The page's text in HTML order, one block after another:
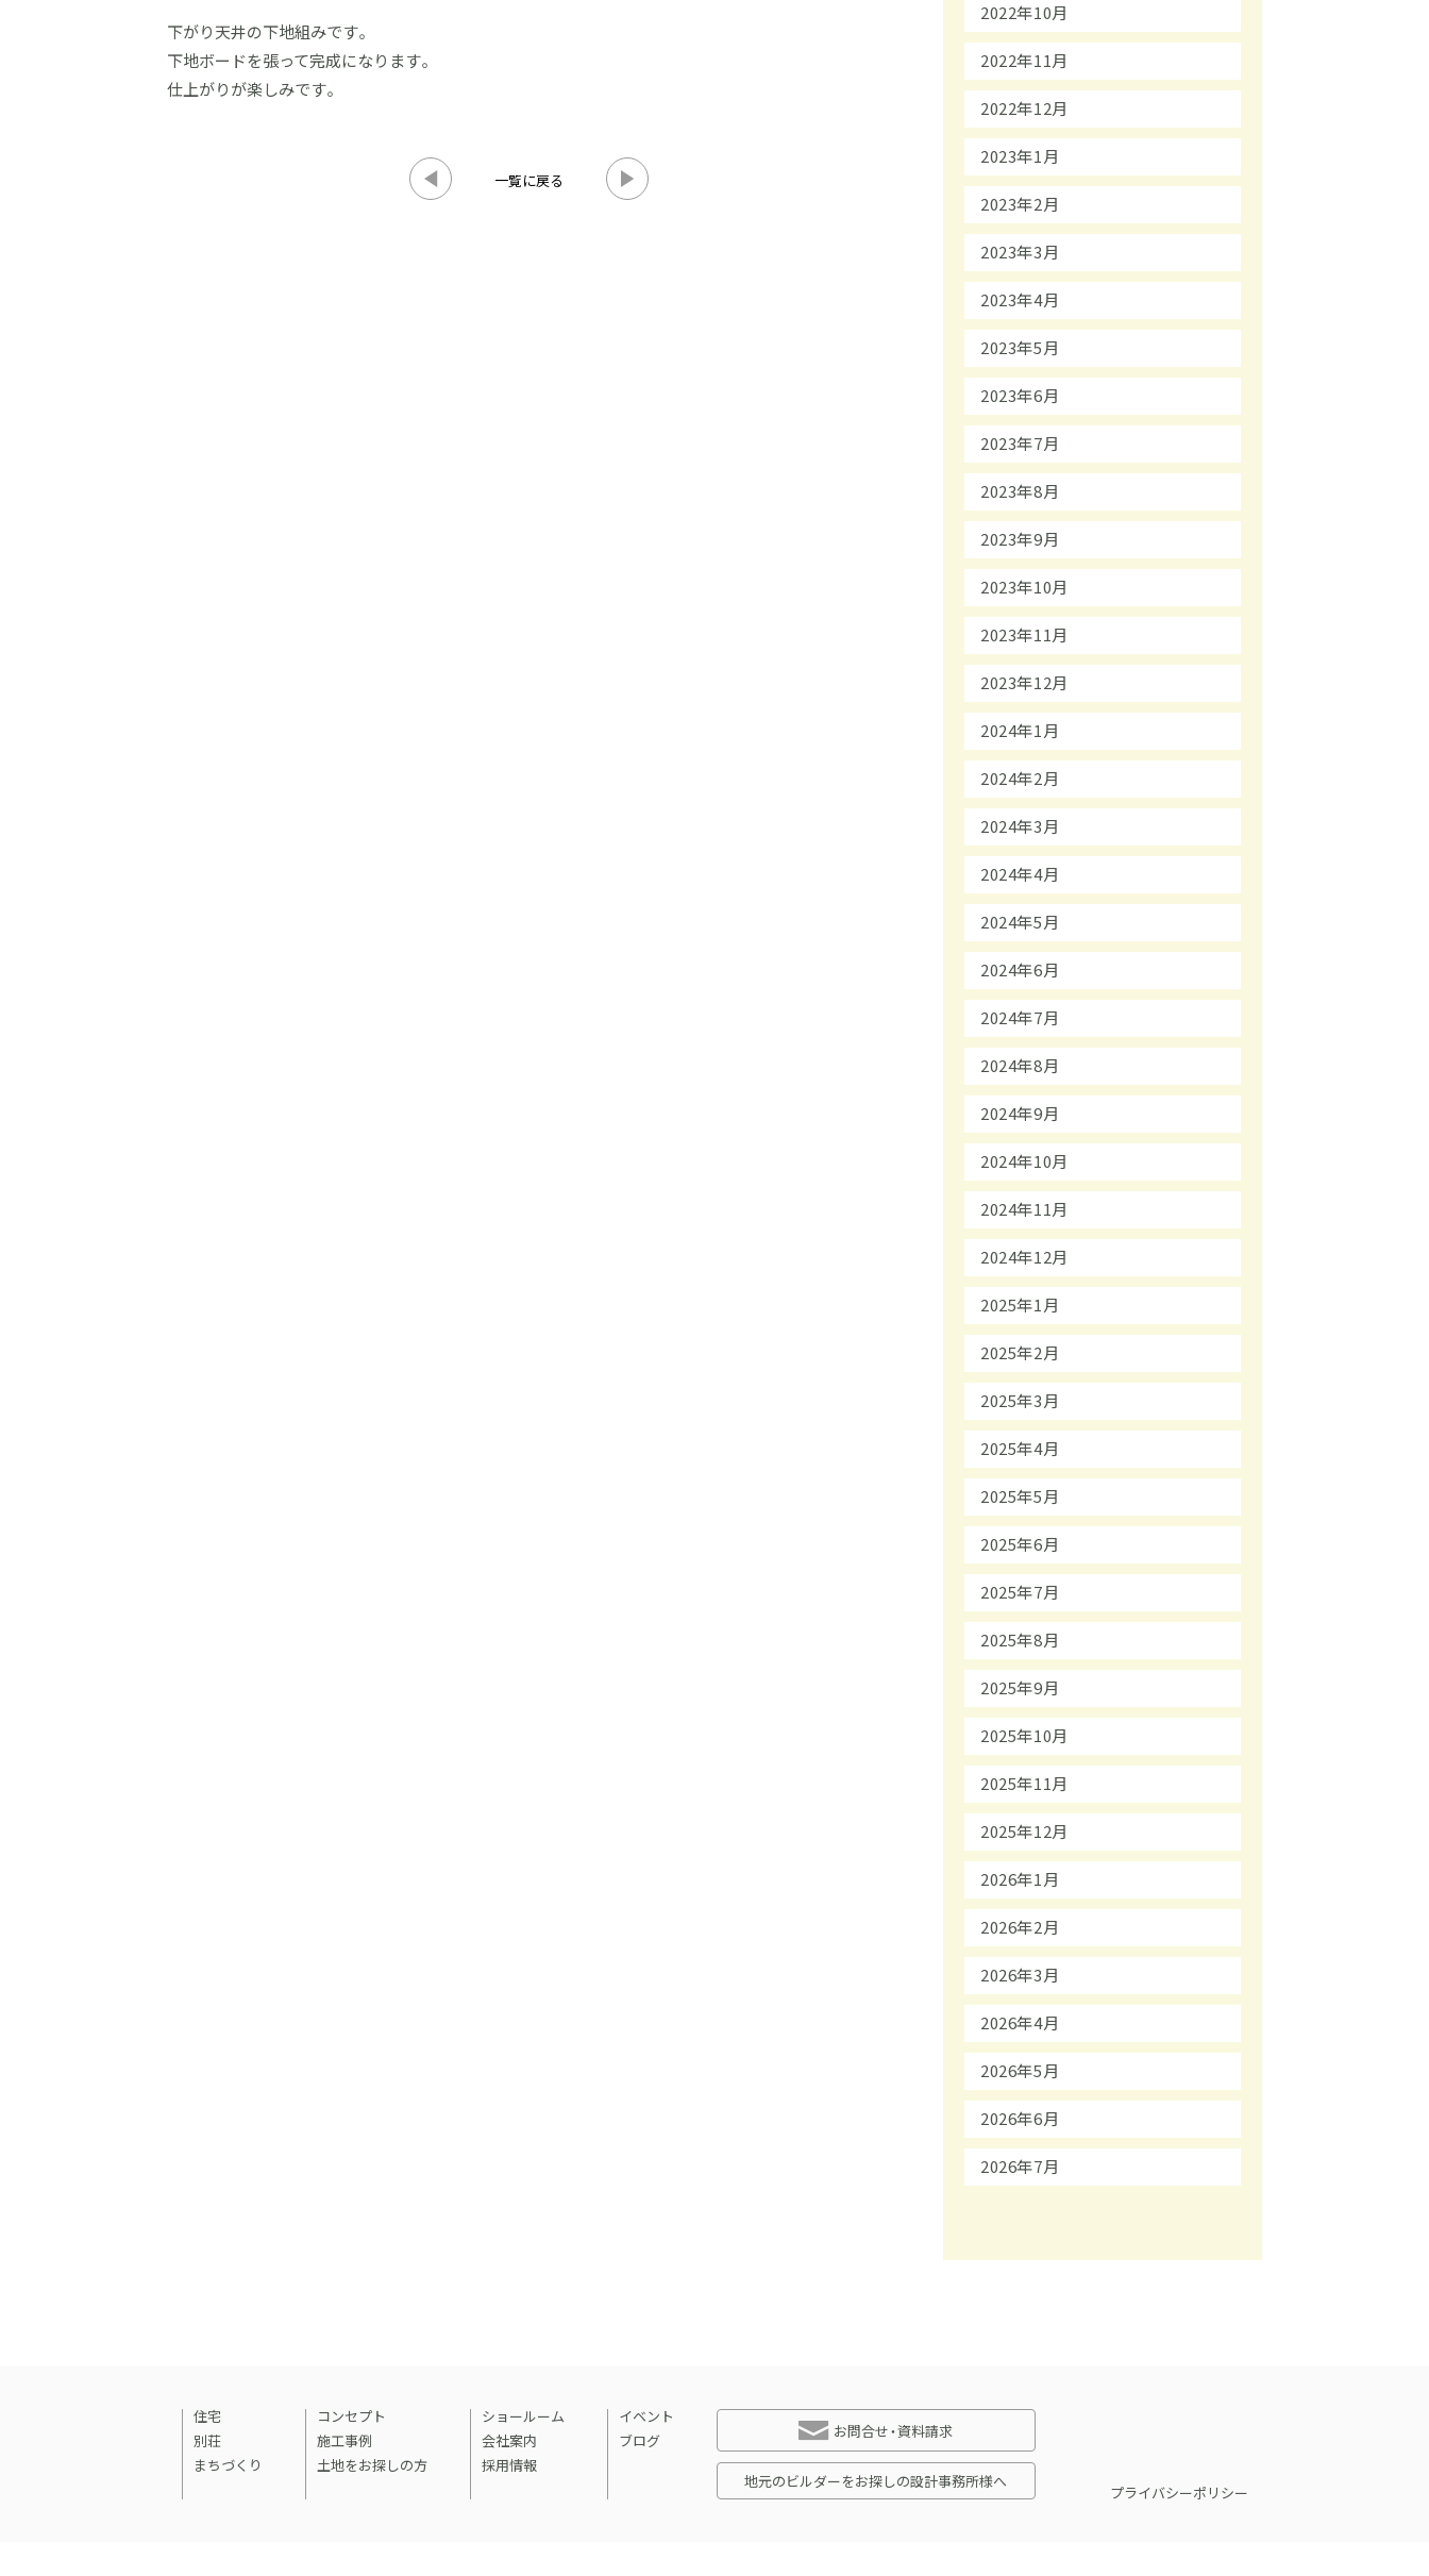
下がり天井の下地組みです。
下地ボードを張って完成になります。
仕上がりが楽しみです。
一覧に戻る
2022年10月
2022年11月
2022年12月
2023年1月
2023年2月
2023年3月
2023年4月
2023年5月
2023年6月
2023年7月
2023年8月
2023年9月
2023年10月
2023年11月
2023年12月
2024年1月
2024年2月
2024年3月
2024年4月
2024年5月
2024年6月
2024年7月
2024年8月
2024年9月
2024年10月
2024年11月
2024年12月
2025年1月
2025年2月
2025年3月
2025年4月
2025年5月
2025年6月
2025年7月
2025年8月
2025年9月
2025年10月
2025年11月
2025年12月
2026年1月
2026年2月
2026年3月
2026年4月
2026年5月
2026年6月
2026年7月
住宅
別荘
まちづくり
コンセプト
施工事例
土地をお探しの方
ショールーム
会社案内
採用情報
イベント
ブログ
お問合せ・資料請求
地元のビルダーをお探しの設計事務所様へ
プライバシーポリシー